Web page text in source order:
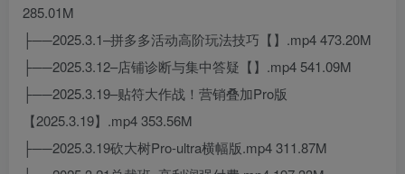
285.01M
├──2025.3.1–拼多多活动高阶玩法技巧【】.mp4 473.20M
├──2025.3.12–店铺诊断与集中答疑【】.mp4 541.09M
├──2025.3.19–贴符大作战！营销叠加Pro版
【2025.3.19】.mp4 353.56M
├──2025.3.19砍大树Pro-ultra横幅版.mp4 311.87M